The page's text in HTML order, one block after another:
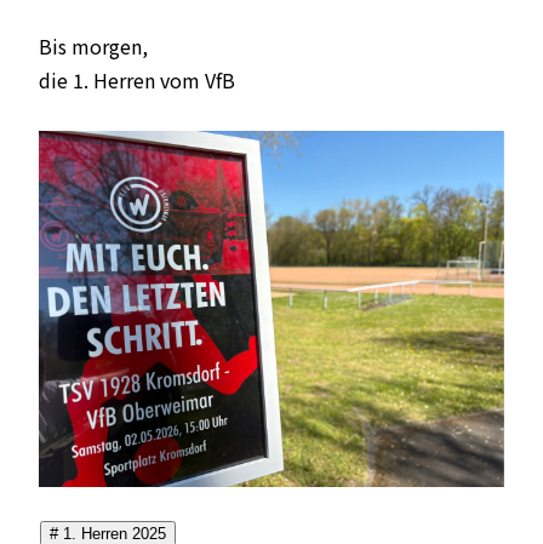
Bis morgen,
die 1. Herren vom VfB
# 1. Herren 2025